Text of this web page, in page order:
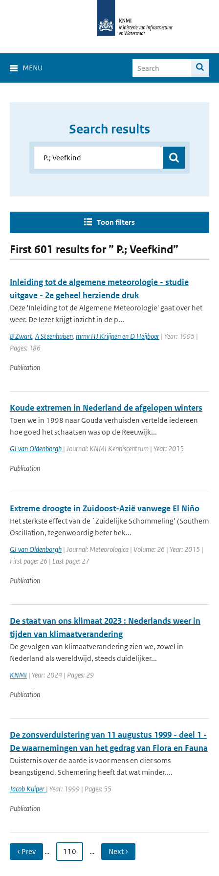
MENU
Search results
Toon filters
First 601 results for ” P.; Veefkind”
Inleiding tot de algemene meteorologie - studie
uitgave - 2e geheel herziende druk
Deze 'Inleiding tot de Algemene Meteorologie' gaat over het
weer. De lezer krijgt inzicht in de p...
B Zwart, A Steenhuisen, mmv HJ Kriijnen en D Heijboer | Year: 1995 |
Pages: 186
Publication
Koude extremen in Nederland de afgelopen winters
Toen we in 1998 naar Gouda verhuisden vertelde iedereen
hoe goed het schaatsen was op de Reeuwijk...
GJ van Oldenborgh | Journal: KNMI Kenniscentrum | Year: 2015
Publication
Extreme droogte in Zuidoost-Azië vanwege El Niño
Het sterkste effect van de `Zuidelijke Schommeling’ (Southern
Oscillation, tegenwoordig beter bek...
GJ van Oldenborgh | Journal: Meteorologica | Volume: 26 | Year: 2015 |
First page: 26 | Last page: 27
Publication
De staat van ons klimaat 2023 : Nederlands weer in
tijden van klimaatverandering
De gevolgen van klimaatverandering zien we, zowel in
Nederland als wereldwijd, steeds duidelijker...
KNMI | Year: 2024 | Pages: 29
Publication
De zonsverduistering van 11 augustus 1999 - deel 1 -
De waarnemingen van het gedrag van Flora en Fauna
Duisternis over de aarde is voor mens en dier soms
beangstigend. Schemering heeft dat wat minder....
Jacob Kuiper | Year: 1999 | Pages: 55
Publication
‹ Prev … 110 … Next ›